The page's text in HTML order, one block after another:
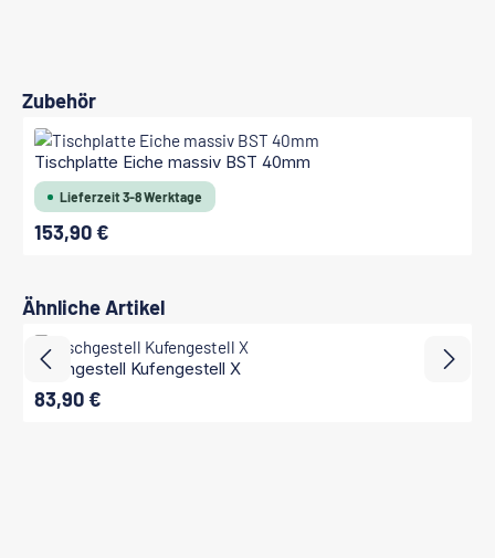
Produktgalerie überspringen
Zubehör
Tischplatte Eiche massiv BST 40mm
Lieferzeit 3-8 Werktage
Regulärer Preis:
153,90 €
Produktgalerie überspringen
Ähnliche Artikel
Tischgestell Kufengestell X
Regulärer Preis:
83,90 €